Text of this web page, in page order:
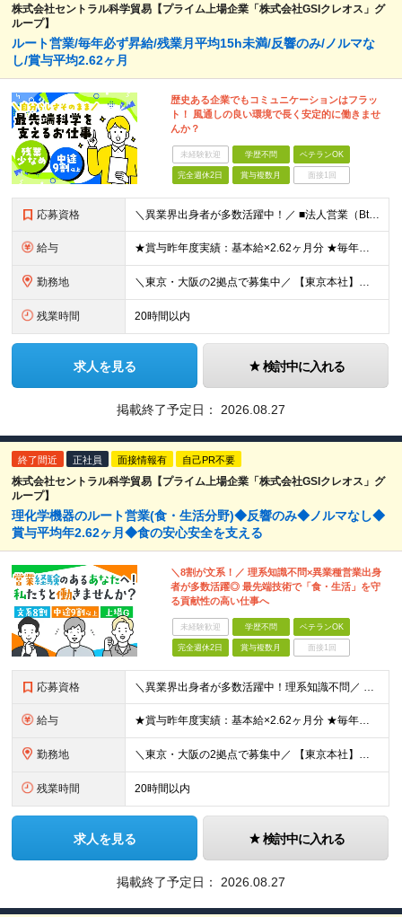
株式会社セントラル科学貿易【プライム上場企業「株式会社GSIクレオス」グ
ループ】
ルート営業/毎年必ず昇給/残業月平均15h未満/反響のみ/ノルマな
し/賞与平均2.62ヶ月
歴史ある企業でもコミュニケーションはフラッ
ト！ 風通しの良い環境で長く安定的に働きませ
んか？
未経験歓迎 学歴不問 ベテランOK
完全週休2日 賞与複数月 面接1回
応募資格 ＼異業界出身者が多数活躍中！／ ■法人営業（BtoB）の経験をお持ちの方 ■普通自動車免許（AT限定可）をお持ちの方※入社までの取得可 ■理系のバックグラウンドをお持ちの方 （バイオサイエンスや自然科
給与 ★賞与昨年度実績：基本給×2.62ヶ月分 ★毎年必ず昇給する経験給制度あり！ ■月給：23万5000円〜45万円＋賞与年2回 ※経験・スキルを考慮し、当社規定の「バンド（等級）」に合わせて決定します
勤務地 ＼東京・大阪の2拠点で募集中／ 【東京本社】東京都江東区亀戸1-28-6 【大阪支店】大阪府大阪市東淀川区東中島1-13-25 ※ご希望の勤務地を考慮します。当面転勤は想定していません。 ご本人の希
残業時間 20時間以内
求人を見る 検討中に入れる
掲載終了予定日： 2026.08.27
終了間近 正社員 面接情報有 自己PR不要
株式会社セントラル科学貿易【プライム上場企業「株式会社GSIクレオス」グ
ループ】
理化学機器のルート営業(食・生活分野)◆反響のみ◆ノルマなし◆
賞与平均年2.62ヶ月◆食の安心安全を支える
＼8割が文系！／ 理系知識不問×異業種営業出身
者が多数活躍◎ 最先端技術で「食・生活」を守
る貢献性の高い仕事へ
未経験歓迎 学歴不問 ベテランOK
完全週休2日 賞与複数月 面接1回
応募資格 ＼異業界出身者が多数活躍中！理系知識不問／ ■法人営業（BtoB）の経験をお持ちの方 ■普通自動車免許（AT限定可）をお持ちの方※入社までの取得可 ※学歴不問 ～求める人物像について～ ・明るく礼儀
給与 ★賞与昨年度実績：基本給×2.62ヶ月分 ★毎年必ず昇給する経験給制度あり！ ■月給：23万5000円〜45万円＋賞与年2回 ※経験・スキルを考慮し、当社規定の「バンド（等級）」に合わせて決定します
勤務地 ＼東京・大阪の2拠点で募集中／ 【東京本社】東京都江東区亀戸1-28-6 【大阪支店】大阪府大阪市東淀川区東中島1-13-25 ※ご希望の勤務地を考慮します。当面転勤は想定していません。 ご本人の希
残業時間 20時間以内
求人を見る 検討中に入れる
掲載終了予定日： 2026.08.27